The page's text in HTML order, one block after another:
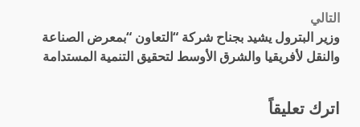
التالي
وزير البترول يشيد بجناح شركة “التعاون “بمعرض الصناعة
والنقل لأفريقيا والشرق الأوسط لتحقيق التنمية المستدامة
اترك تعليقاً